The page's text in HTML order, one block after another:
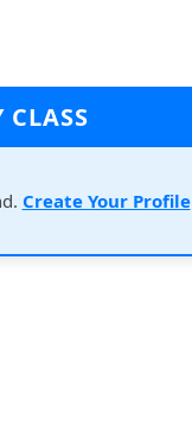
CLASS
Create Your Profile